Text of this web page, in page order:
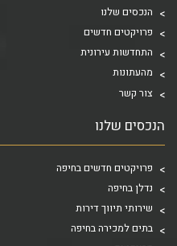
הנכסים שלנו
פרויקטים חדשים
התחדשות עירונית
מהעתונות
צור קשר
הנכסים שלנו
פרויקטים חדשים בחיפה
נדלן בחיפה
שירותי תיווך דירות
בתים למכירה בחיפה